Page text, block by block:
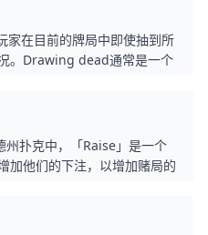
好的「Starting Hand」可以
的机会。
家在目前的牌局中即使抽到所
。Drawing dead通常是一个
州扑克中，「Raise」是一个
加他们的下注，以增加赌局的
者再次加注，这种情况很常